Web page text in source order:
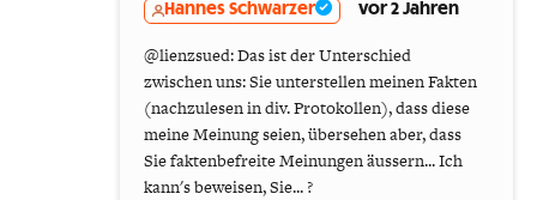
Hannes Schwarzer vor 2 Jahren
@lienzsued: Das ist der Unterschied
zwischen uns: Sie unterstellen meinen Fakten
(nachzulesen in div. Protokollen), dass diese
meine Meinung seien, übersehen aber, dass
Sie faktenbefreite Meinungen äussern... Ich
kann's beweisen, Sie... ?